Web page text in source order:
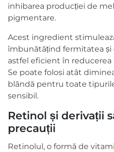
inhibarea producției de
pigmentare.
Acest ingredient
îmbunătățind fermitatea și
astfel eficient în reducerea
Se poate folosi atât
blândă pentru toate
sensibil.
Retinol și derivații
precauții
Retinolul, o formă de